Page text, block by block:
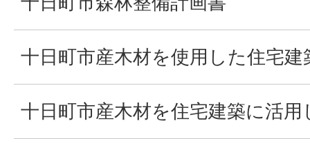
十日町市産木材を使用した住宅建
十日町市産木材を住宅建築に活